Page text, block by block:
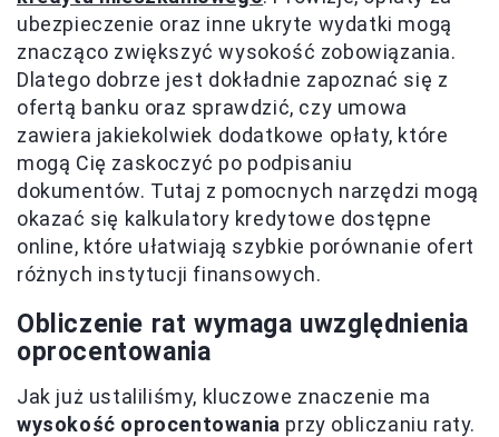
ubezpieczenie oraz inne ukryte wydatki mogą
znacząco zwiększyć wysokość zobowiązania.
Dlatego dobrze jest dokładnie zapoznać się z
ofertą banku oraz sprawdzić, czy umowa
zawiera jakiekolwiek dodatkowe opłaty, które
mogą Cię zaskoczyć po podpisaniu
dokumentów. Tutaj z pomocnych narzędzi mogą
okazać się kalkulatory kredytowe dostępne
online, które ułatwiają szybkie porównanie ofert
różnych instytucji finansowych.
Obliczenie rat wymaga uwzględnienia
oprocentowania
Jak już ustaliliśmy, kluczowe znaczenie ma
wysokość oprocentowania przy obliczaniu raty.